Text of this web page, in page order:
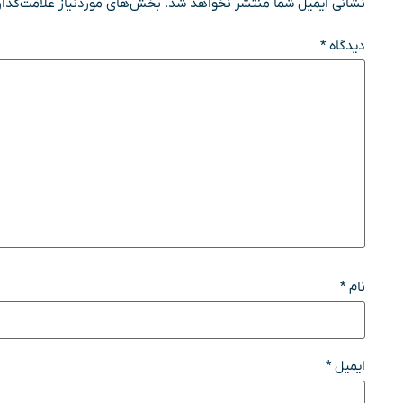
نشانی ایمیل شما منتشر نخواهد شد. بخش‌های موردنیاز
دیدگاه*
نام*
ایمیل*